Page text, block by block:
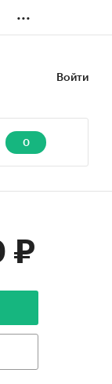
...
Войти
0
₽